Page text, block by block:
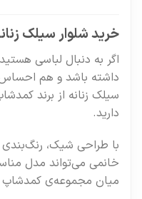
خرید شلوار سیلک
اگر به دنبال لباسی
داشته باشد و هم احساس
سیلک زنانه از برند
دارید.
با طراحی شیک، رنگ‌بندی
خانمی می‌تواند مدل
میان مجموعه‌ی کمدشاپ